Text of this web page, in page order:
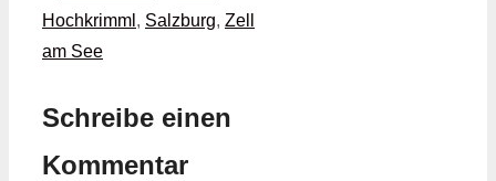
Hochkrimml , Salzburg, Zell
am See
Schreibe einen
Kommentar